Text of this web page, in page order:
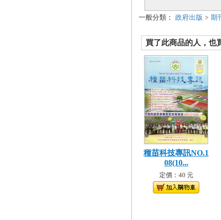
一般分類： 政府出版 > 期
買了此商品的人，也
種苗科技專訊NO.1
08(10...
定價：40 元